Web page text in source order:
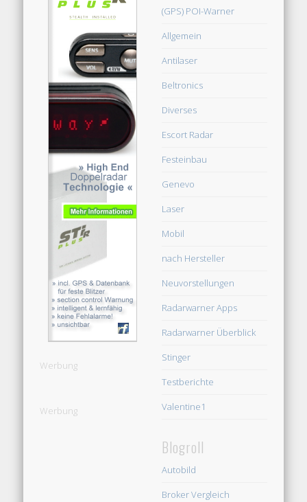
Werbung
Werbung
(GPS) POI-Warner
Allgemein
Antilaser
Beltronics
Diverses
Escort Radar
Festeinbau
Genevo
Laser
Mobil
nach Hersteller
Neuvorstellungen
Radarwarner Apps
Radarwarner Überblick
Stinger
Testberichte
Valentine1
Blogroll
Autobild
Broker Vergleich